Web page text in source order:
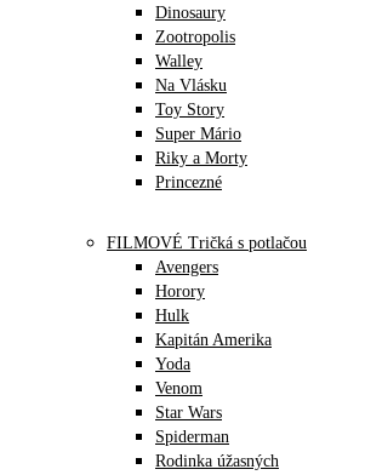
Dinosaury
Zootropolis
Walley
Na Vlásku
Toy Story
Super Mário
Riky a Morty
Princezné
FILMOVÉ Tričká s potlačou
Avengers
Horory
Hulk
Kapitán Amerika
Yoda
Venom
Star Wars
Spiderman
Rodinka úžasných